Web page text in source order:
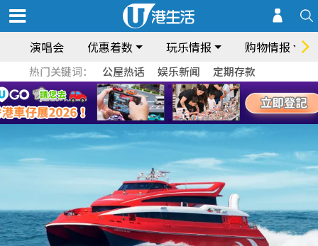
演唱会 优惠着数 玩乐情报 购物情报
热门关键词： 公屋热话 娱乐新闻 定期存款